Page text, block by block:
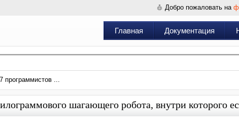
Добро пожаловать на
Главная Документация
программистов ...
шагающего робота, внутри которого